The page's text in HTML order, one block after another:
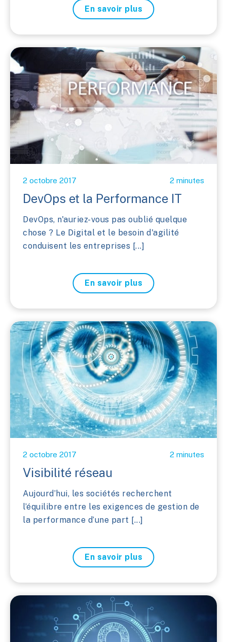
En savoir plus
2 octobre 2017 2 minutes
DevOps et la Performance IT
DevOps, n'auriez-vous pas oublié quelque
chose ? Le Digital et le besoin d'agilité
conduisent les entreprises [...]
En savoir plus
2 octobre 2017 2 minutes
Visibilité réseau
Aujourd’hui, les sociétés recherchent
l’équilibre entre les exigences de gestion de
la performance d’une part [...]
En savoir plus